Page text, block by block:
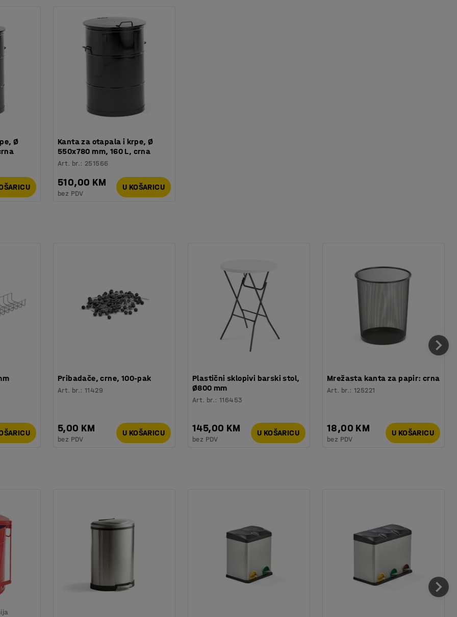
Ø
Kanta za otapala i krpe, Ø
550x780 mm, 160 L, crna
Art. br.: 251566
510,00 KM
bez PDV
U KOŠARICU
Pribadače, crne, 100-pak
Art. br.:11429
5,00 KM
bez PDV
U KOŠARICU
Plastični sklopivi barski stol,
Ø800 mm
Art. br.:116453
145,00 KM
bez PDV
U KOŠARICU
Mrežasta kanta za papir: crna
Art. br.:125221
18,00 KM
bez PDV
U KOŠARICU